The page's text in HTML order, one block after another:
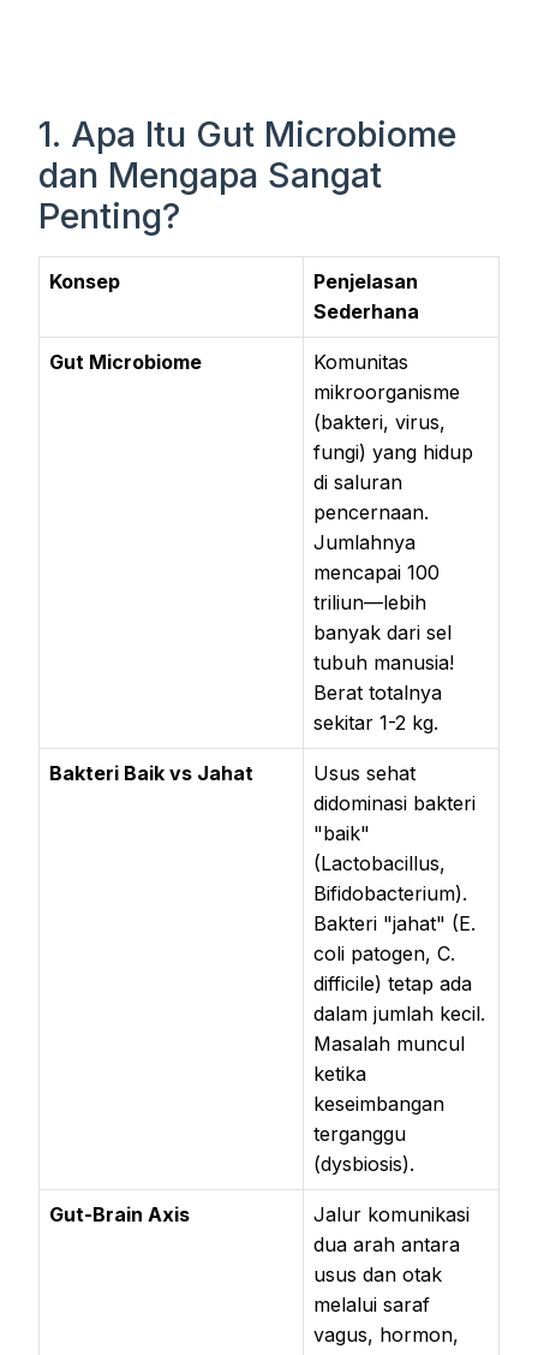
1. Apa Itu Gut Microbiome
dan Mengapa Sangat
Penting?
Konsep
Penjelasan
Sederhana
Gut Microbiome
Komunitas
mikroorganisme
(bakteri, virus,
fungi) yang hidup
di saluran
pencernaan.
Jumlahnya
mencapai 100
triliun—lebih
banyak dari sel
tubuh manusia!
Berat totalnya
sekitar 1-2 kg.
Bakteri Baik vs Jahat
Usus sehat
didominasi bakteri
"baik"
(Lactobacillus,
Bifidobacterium).
Bakteri "jahat" (E.
coli patogen, C.
difficile) tetap ada
dalam jumlah kecil.
Masalah muncul
ketika
keseimbangan
terganggu
(dysbiosis).
Gut-Brain Axis
Jalur komunikasi
dua arah antara
usus dan otak
melalui saraf
vagus, hormon,